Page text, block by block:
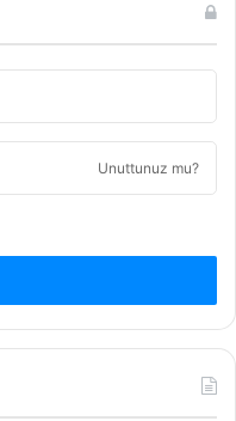
Unuttunuz mu?